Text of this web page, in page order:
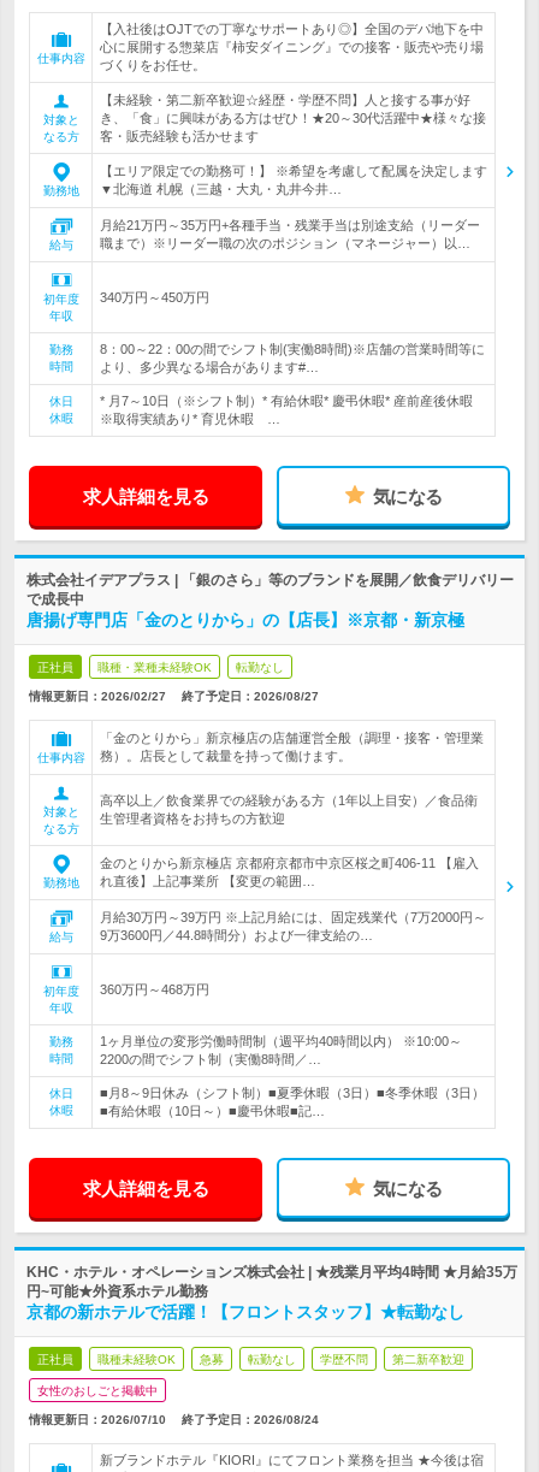
仕事内容
【入社後はOJTでの丁寧なサポートあり◎】全国のデパ地下を中
心に展開する惣菜店『柿安ダイニング』での接客・販売や売り場
づくりをお任せ。
対象と
なる方
【未経験・第二新卒歓迎☆経歴・学歴不問】人と接する事が好
き、「食」に興味がある方はぜひ！★20～30代活躍中★様々な接
客・販売経験も活かせます
勤務地
【エリア限定での勤務可！】 ※希望を考慮して配属を決定します
▼北海道 札幌（三越・大丸・丸井今井…
給与
月給21万円～35万円+各種手当・残業手当は別途支給（リーダー
職まで）※リーダー職の次のポジション（マネージャー）以…
初年度
年収
340万円～450万円
勤務
時間
8：00～22：00の間でシフト制(実働8時間)※店舗の営業時間等に
より、多少異なる場合があります#…
休日
休暇
* 月7～10日（※シフト制）* 有給休暇* 慶弔休暇* 産前産後休暇
※取得実績あり* 育児休暇 …
求人詳細を見る 気になる
株式会社イデアプラス | 「銀のさら」等のブランドを展開／飲食デリバリー
で成長中
唐揚げ専門店「金のとりから」の【店長】※京都・新京極
正社員 職種・業種未経験OK 転勤なし
情報更新日：2026/02/27 終了予定日： 2026/08/27
仕事内容
「金のとりから」新京極店の店舗運営全般（調理・接客・管理業
務）。店長として裁量を持って働けます。
対象と
なる方
高卒以上／飲食業界での経験がある方（1年以上目安）／食品衛
生管理者資格をお持ちの方歓迎
勤務地
金のとりから新京極店 京都府京都市中京区桜之町406-11 【雇入
れ直後】上記事業所 【変更の範囲…
給与
月給30万円～39万円 ※上記月給には、固定残業代（7万2000円～
9万3600円／44.8時間分）および一律支給の…
初年度
年収
360万円～468万円
勤務
時間
1ヶ月単位の変形労働時間制（週平均40時間以内） ※10:00～
2200の間でシフト制（実働8時間／…
休日
休暇
■月8～9日休み（シフト制）■夏季休暇（3日）■冬季休暇（3日）
■有給休暇（10日～）■慶弔休暇■記…
求人詳細を見る 気になる
KHC・ホテル・オペレーションズ株式会社 | ★残業月平均4時間 ★月給35万
円~可能★外資系ホテル勤務
京都の新ホテルで活躍！【フロントスタッフ】★転勤なし
正社員 職種未経験OK 急募 転勤なし 学歴不問 第二新卒歓迎
女性のおしごと掲載中
情報更新日：2026/07/10 終了予定日： 2026/08/24
新ブランドホテル『KIORI』にてフロント業務を担当 ★今後は宿